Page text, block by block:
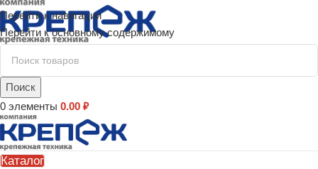
Перейти к навигации
Перейти к основному содержимому
Поиск
0 элементы 0.00 ₽
Каталог